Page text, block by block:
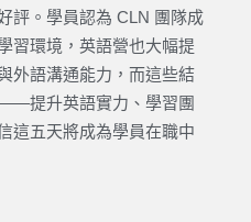
評。學員認為 CLN 團隊成
習環境，英語營也大幅提
外語溝通能力，而這些結
提升英語實力、學習團
這五天將成為學員在職中